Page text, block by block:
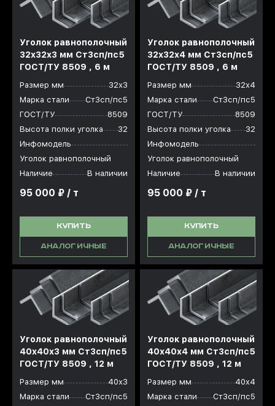
Уголок равнополочный
32x32x3 мм Ст3сп/пс5
ГОСТ/ТУ 8509 , 6 м
Размер мм
32х3
Марка стали
Ст3сп/пс5
ГОСТ/ТУ
8509
Высота полки уголка
32
Инфомодель
Уголок равнополочный
Наличие
В наличии
95 000 ₽ / т
КУПИТЬ
АНАЛОГИЧНЫЕ
Уголок равнополочный
32x32x4 мм Ст3сп/пс5
ГОСТ/ТУ 8509 , 6 м
Размер мм
32х4
Марка стали
Ст3сп/пс5
ГОСТ/ТУ
8509
Высота полки уголка
32
Инфомодель
Уголок равнополочный
Наличие
В наличии
95 000 ₽ / т
КУПИТЬ
АНАЛОГИЧНЫЕ
Уголок равнополочный
40x40x3 мм Ст3сп/пс5
ГОСТ/ТУ 8509 , 12 м
Размер мм
40х3
Марка стали
Ст3сп/пс5
Уголок равнополочный
40x40x4 мм Ст3сп/пс5
ГОСТ/ТУ 8509 , 12 м
Размер мм
40х4
Марка стали
Ст3сп/пс5